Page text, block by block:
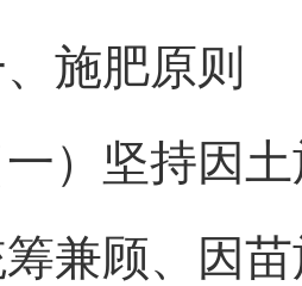
施肥原则
一）坚持因
兼顾、因